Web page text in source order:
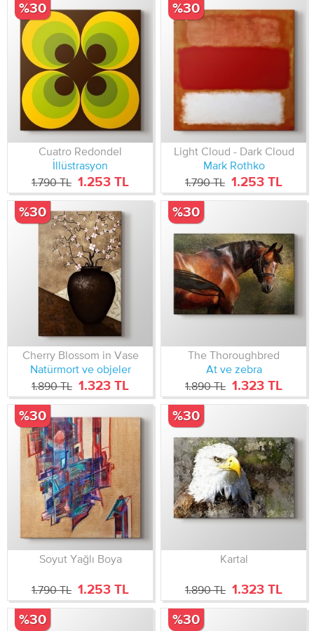
Cuatro Redondel
İllüstrasyon
1.790 TL 1.253 TL
%30
Light Cloud - Dark Cloud
Mark Rothko
1.790 TL 1.253 TL
%30
Cherry Blossom in Vase
Natürmort ve objeler
1.890 TL 1.323 TL
%30
The Thoroughbred
At ve zebra
1.890 TL 1.323 TL
%30
Soyut Yağlı Boya
1.790 TL 1.253 TL
%30
Kartal
1.890 TL 1.323 TL
%30
%30 %30